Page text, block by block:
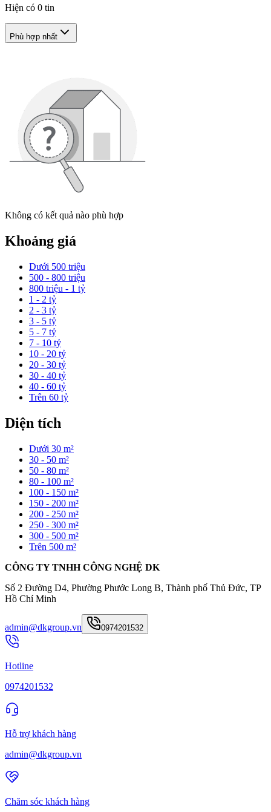
Hiện có 0 tin
Phù hợp nhất
Không có kết quả nào phù hợp
Khoảng giá
Dưới 500 triệu
500 - 800 triệu
800 triệu - 1 tỷ
1 - 2 tỷ
2 - 3 tỷ
3 - 5 tỷ
5 - 7 tỷ
7 - 10 tỷ
10 - 20 tỷ
20 - 30 tỷ
30 - 40 tỷ
40 - 60 tỷ
Trên 60 tỷ
Diện tích
Dưới 30 m²
30 - 50 m²
50 - 80 m²
80 - 100 m²
100 - 150 m²
150 - 200 m²
200 - 250 m²
250 - 300 m²
300 - 500 m²
Trên 500 m²
CÔNG TY TNHH CÔNG NGHỆ DK
Số 2 Đường D4, Phường Phước Long B, Thành phố Thủ Đức, TP
Hồ Chí Minh
admin@dkgroup.vn 0974201532
Hotline
0974201532
Hỗ trợ khách hàng
admin@dkgroup.vn
Chăm sóc khách hàng